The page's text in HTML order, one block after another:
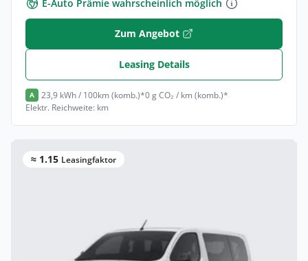
E-Auto Prämie wahrscheinlich möglich
Zum Angebot
Leasing Details
A 23,9 kWh / 100km (komb.)*0 g CO₂ / km (komb.)*
Elektr. Reichweite: km
≈ 1.15 Leasingfaktor